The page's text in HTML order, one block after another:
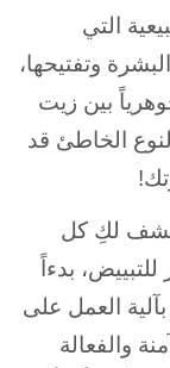
التي
وتفتيحها،
بين زيت
الخاطئ قد
لكِ كل
بدءاً
العمل على
والفعالة